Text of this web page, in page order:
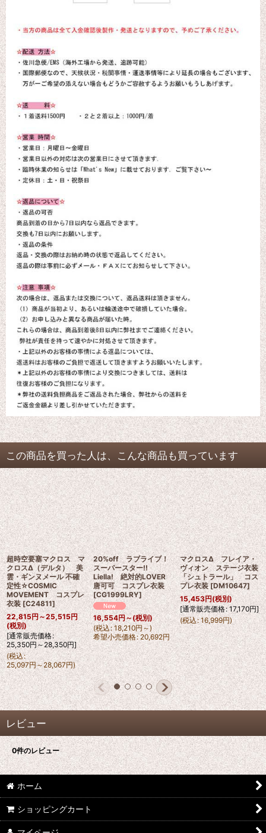
この商品を買った人は、こんな商品も買っています
超時空要塞マクロス マ
クロスΔ（デルタ） 美
雲・ギンヌメール 不確
定性☆COSMIC
MOVEMENT コスプレ
衣装 [C24811]
22,815円～25,515円
(税別)
[通常販売価格:
25,350円～28,350円]
(税込:
25,097円～28,067円)
20%off ラブライブ！
スーパースター!!
Liella! 絶対的LOVER
唐可可 コスプレ衣装
[CG1999LRY]
16,554円～(税別)
(税込: 18,210円～)
希望小売価格: 20,692円
マクロスΔ フレイア・
ヴィオン ステージ衣装
「シュトラール」 コス
プレ衣装 [DM10647]
15,453円(税別)
[通常販売価格: 17,170円]
(税込: 16,999円)
レビュー
0件のレビュー
ホーム
ショッピングカート